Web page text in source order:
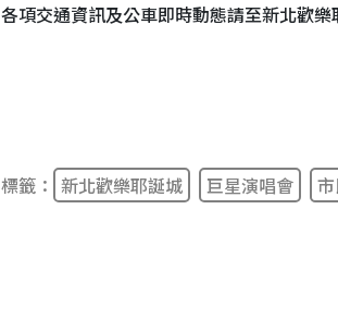
各項交通資訊及公車即時動態請至新北歡樂
標籤： 新北歡樂耶誕城 巨星演唱會